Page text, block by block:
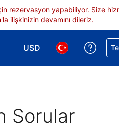
rezervasyon yapabiliyor. Size
ilişkinizin devamını dileriz.
USD
Para birimi seçimi yap.
Dil seçimi yap.
Sorular